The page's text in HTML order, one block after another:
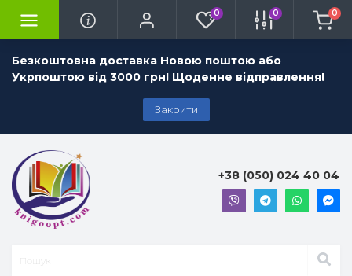
Безкоштовна доставка Новою поштою або
Укрпоштою від 3000 грн! Щоденне відправлення!
Закрити
0 0 0
+38 (050) 024 40 04